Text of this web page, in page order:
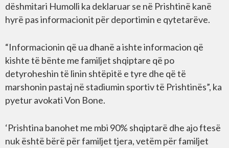
dëshmitari Humolli ka deklaruar se në Prishtinë kanë
hyrë pas informacionit për deportimin e qytetarëve.
“Informacionin që ua dhanë a ishte informacion që
kishte të bënte me familjet shqiptare që po
detyroheshin të linin shtëpitë e tyre dhe që të
marshonin pastaj në stadiumin sportiv të Prishtinës”, ka
pyetur avokati Von Bone.
‘Prishtina banohet me mbi 90% shqiptarë dhe ajo ftesë
nuk është bërë për familjet tjera, vetëm për familjet